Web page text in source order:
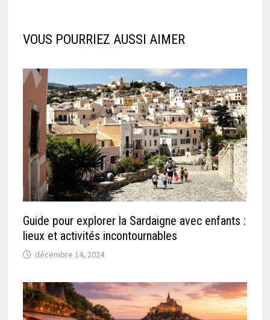
VOUS POURRIEZ AUSSI AIMER
Guide pour explorer la Sardaigne avec enfants :
lieux et activités incontournables
décembre 14, 2024